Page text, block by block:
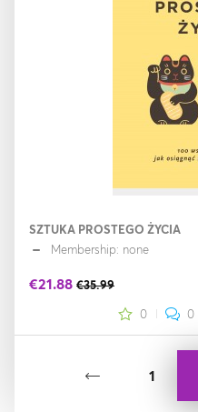
SZTUKA PROSTEGO ŻYCIA
Membership: none
€21.88 €35.99
0 0
1